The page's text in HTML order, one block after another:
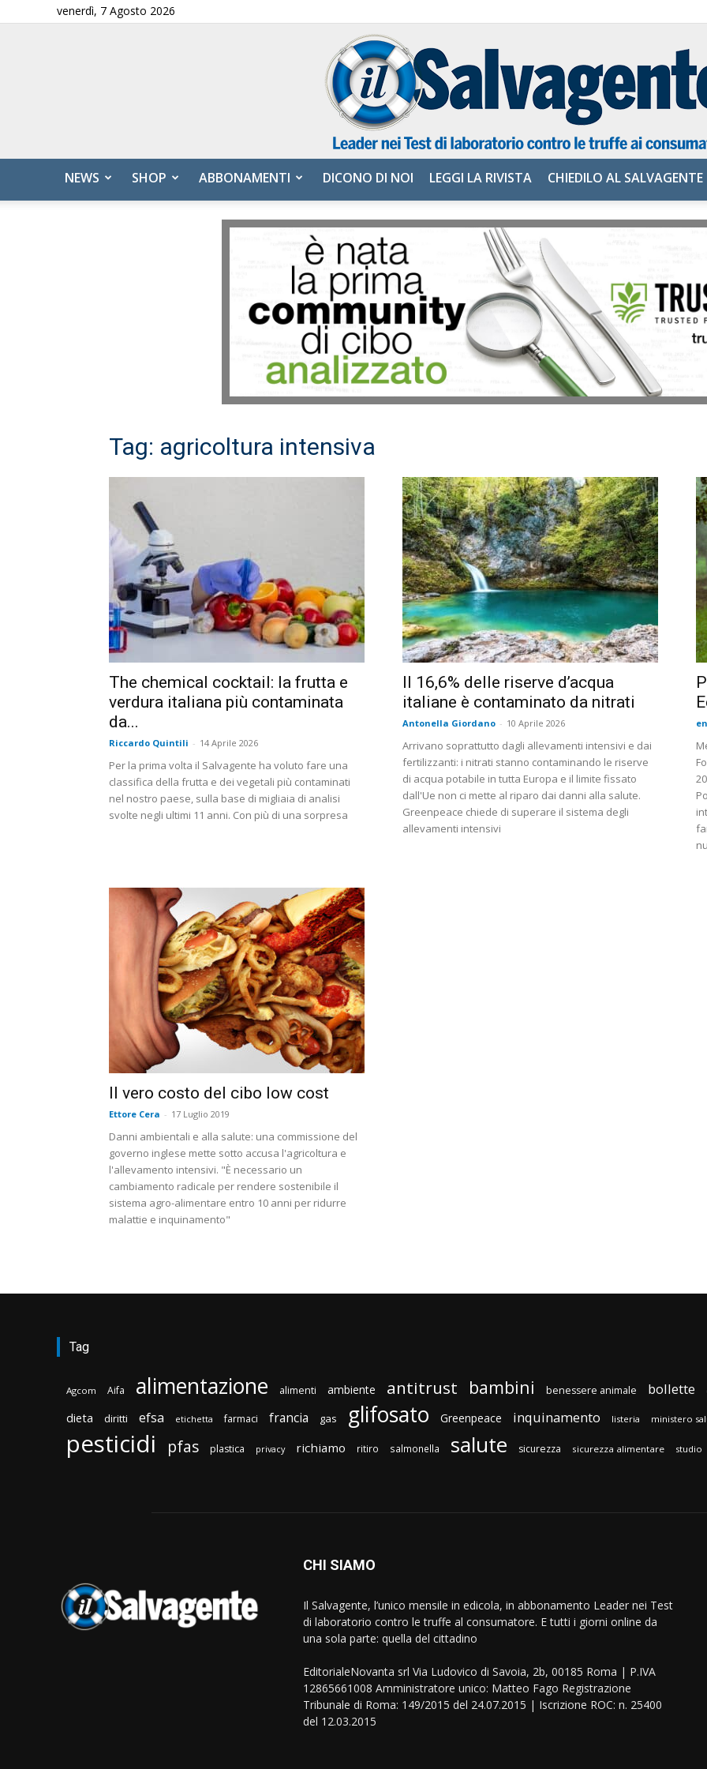
venerdì, 7 Agosto 2026
Salvagente
NEWS SHOP ABBONAMENTI DICONO DI NOI LEGGI LA RIVISTA CHIEDILO AL SALVAGENTE
Tag: agricoltura intensiva
The chemical cocktail: la frutta e
verdura italiana più contaminata
da...
Riccardo Quintili - 14 Aprile 2026
Per la prima volta il Salvagente ha voluto fare una
classifica della frutta e dei vegetali più contaminati
nel nostro paese, sulla base di migliaia di analisi
svolte negli ultimi 11 anni. Con più di una sorpresa
Il 16,6% delle riserve d’acqua
italiane è contaminato da nitrati
Antonella Giordano - 10 Aprile 2026
Arrivano soprattutto dagli allevamenti intensivi e dai
fertilizzanti: i nitrati stanno contaminando le riserve
di acqua potabile in tutta Europa e il limite fissato
dall'Ue non ci mette al riparo dai danni alla salute.
Greenpeace chiede di superare il sistema degli
allevamenti intensivi
Il vero costo del cibo low cost
Ettore Cera - 17 Luglio 2019
Danni ambientali e alla salute: una commissione del
governo inglese mette sotto accusa l'agricoltura e
l'allevamento intensivi. "È necessario un
cambiamento radicale per rendere sostenibile il
sistema agro-alimentare entro 10 anni per ridurre
malattie e inquinamento"
Tag
Agcom Aifa alimentazione alimenti ambiente antitrust bambini benessere animale bollette
dieta diritti efsa etichetta farmaci francia gas glifosato Greenpeace inquinamento listeria ministero
pesticidi pfas plastica privacy richiamo ritiro salmonella salute sicurezza sicurezza alimentare studio
CHI SIAMO
Il Salvagente, l’unico mensile in edicola, in abbonamento Leader nei Test
di laboratorio contro le truffe al consumatore. E tutti i giorni online da
una sola parte: quella del cittadino
EditorialeNovanta srl Via Ludovico di Savoia, 2b, 00185 Roma | P.IVA
12865661008 Amministratore unico: Matteo Fago Registrazione
Tribunale di Roma: 149/2015 del 24.07.2015 | Iscrizione ROC: n. 25400
del 12.03.2015